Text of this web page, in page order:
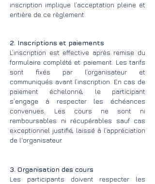
inscription implique l’acceptation pleine et
entière de ce règlement.
2. Inscriptions et paiements
L’inscription est effective après remise du
formulaire complété et paiement. Les tarifs
sont fixés par l’organisateur et
communiqués avant l’inscription. En cas de
paiement échelonné, le participant
s’engage à respecter les échéances
convenues. Les cours ne sont ni
remboursables ni récupérables sauf cas
exceptionnel justifié, laissé à l’appréciation
de l'organisateur.
3. Organisation des cours
Les participants doivent respecter les